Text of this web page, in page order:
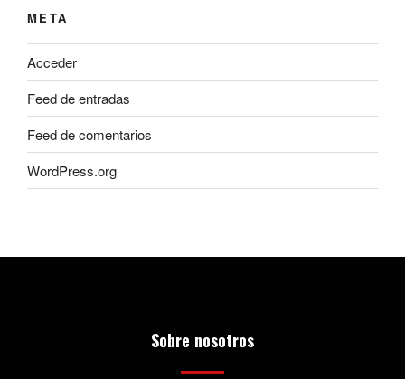
META
Acceder
Feed de entradas
Feed de comentarios
WordPress.org
Sobre nosotros